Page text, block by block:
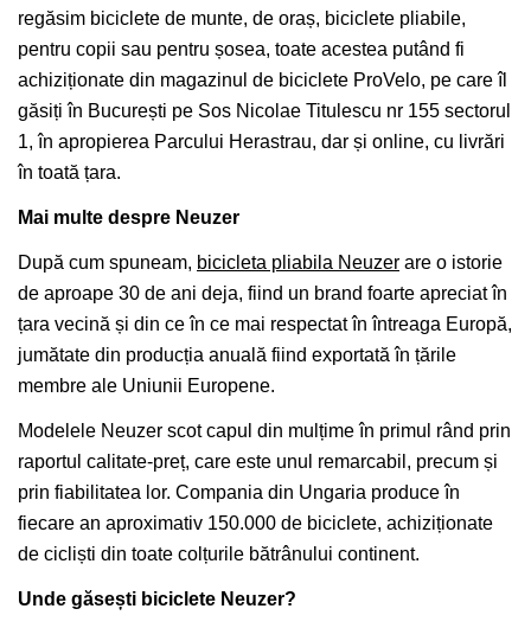
regăsim biciclete de munte, de oraș, biciclete pliabile,
pentru copii sau pentru șosea, toate acestea putând fi
achiziționate din magazinul de biciclete ProVelo, pe care îl
găsiți în București pe Sos Nicolae Titulescu nr 155 sectorul
1, în apropierea Parcului Herastrau, dar și online, cu livrări
în toată țara.
Mai multe despre Neuzer
După cum spuneam, bicicleta pliabila Neuzer are o istorie
de aproape 30 de ani deja, fiind un brand foarte apreciat în
țara vecină și din ce în ce mai respectat în întreaga Europă,
jumătate din producția anuală fiind exportată în țările
membre ale Uniunii Europene.
Modelele Neuzer scot capul din mulțime în primul rând prin
raportul calitate-preț, care este unul remarcabil, precum și
prin fiabilitatea lor. Compania din Ungaria produce în
fiecare an aproximativ 150.000 de biciclete, achiziționate
de cicliști din toate colțurile bătrânului continent.
Unde găsești biciclete Neuzer?